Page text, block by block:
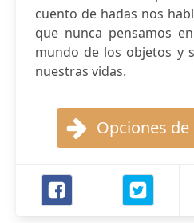
cuento de hadas nos
que nunca pensamos
mundo de los objetos y
nuestras vidas.
Opciones